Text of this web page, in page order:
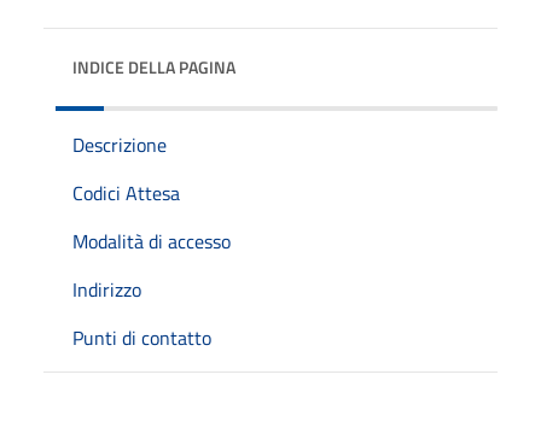
INDICE DELLA PAGINA
Descrizione
Codici Attesa
Modalità di accesso
Indirizzo
Punti di contatto